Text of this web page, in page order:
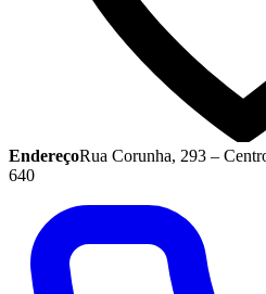
EndereçoRua Corunha, 293 –
640